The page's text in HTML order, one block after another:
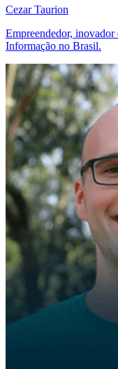
Cezar Taurion
Empreendedor, inovador
Informação no Brasil.